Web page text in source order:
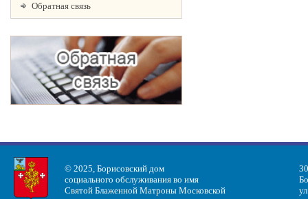
Обратная связь
© 2025, Борисовский дом
социального обслуживания во имя
Святой Блаженной Матроны Московской